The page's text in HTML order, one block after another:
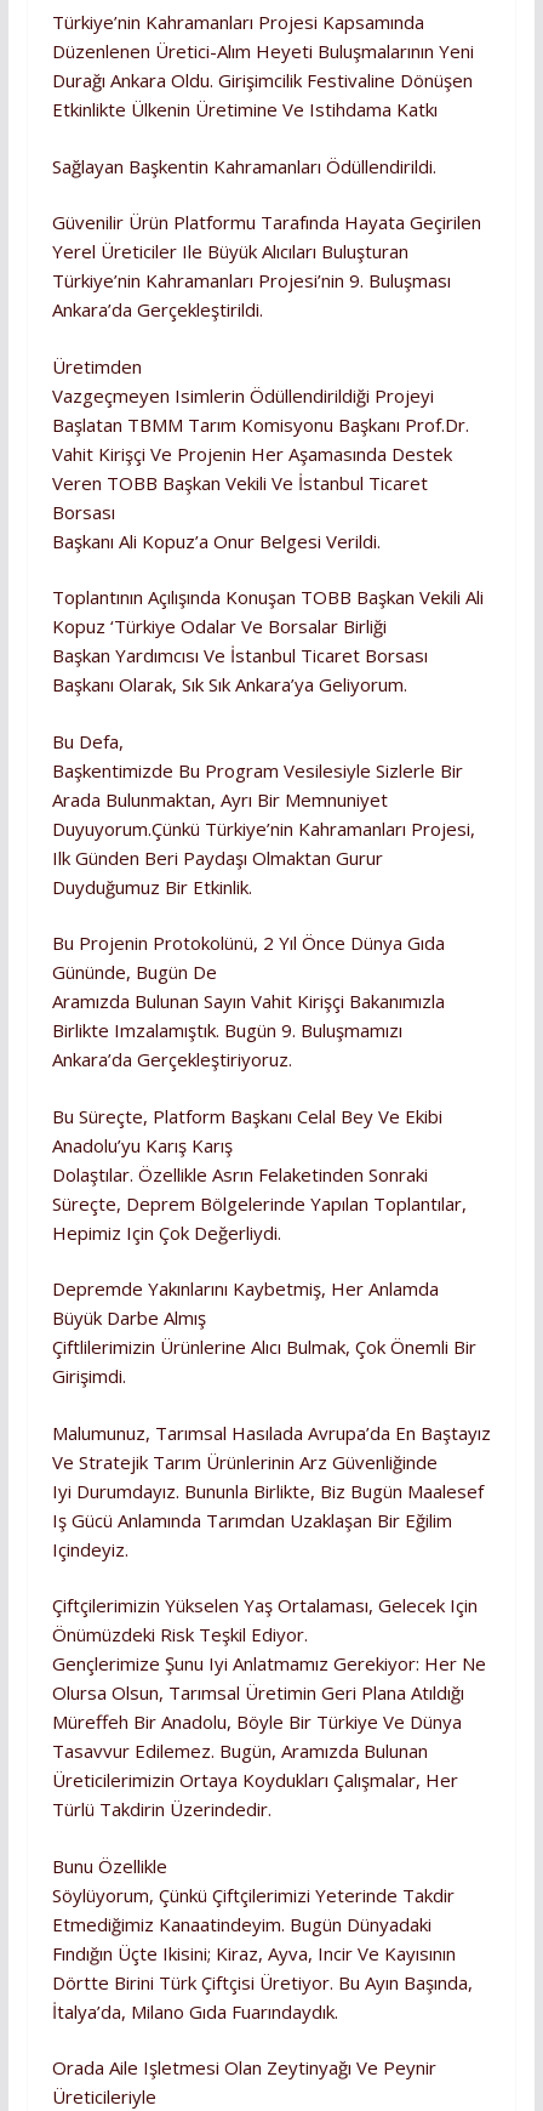
Türkiye’nin Kahramanları Projesi Kapsamında
Düzenlenen Üretici-Alım Heyeti Buluşmalarının Yeni
Durağı Ankara Oldu. Girişimcilik Festivaline Dönüşen
Etkinlikte Ülkenin Üretimine Ve Istihdama Katkı
Sağlayan Başkentin Kahramanları Ödüllendirildi.
Güvenilir Ürün Platformu Tarafında Hayata Geçirilen
Yerel Üreticiler Ile Büyük Alıcıları Buluşturan
Türkiye’nin Kahramanları Projesi’nin 9. Buluşması
Ankara’da Gerçekleştirildi.
Üretimden
Vazgeçmeyen Isimlerin Ödüllendirildiği Projeyi
Başlatan TBMM Tarım Komisyonu Başkanı Prof.Dr.
Vahit Kirişçi Ve Projenin Her Aşamasında Destek
Veren TOBB Başkan Vekili Ve İstanbul Ticaret
Borsası
Başkanı Ali Kopuz’a Onur Belgesi Verildi.
Toplantının Açılışında Konuşan TOBB Başkan Vekili Ali
Kopuz ‘Türkiye Odalar Ve Borsalar Birliği
Başkan Yardımcısı Ve İstanbul Ticaret Borsası
Başkanı Olarak, Sık Sık Ankara’ya Geliyorum.
Bu Defa,
Başkentimizde Bu Program Vesilesiyle Sizlerle Bir
Arada Bulunmaktan, Ayrı Bir Memnuniyet
Duyuyorum.Çünkü Türkiye’nin Kahramanları Projesi,
Ilk Günden Beri Paydaşı Olmaktan Gurur
Duyduğumuz Bir Etkinlik.
Bu Projenin Protokolünü, 2 Yıl Önce Dünya Gıda
Gününde, Bugün De
Aramızda Bulunan Sayın Vahit Kirişçi Bakanımızla
Birlikte Imzalamıştık. Bugün 9. Buluşmamızı
Ankara’da Gerçekleştiriyoruz.
Bu Süreçte, Platform Başkanı Celal Bey Ve Ekibi
Anadolu’yu Karış Karış
Dolaştılar. Özellikle Asrın Felaketinden Sonraki
Süreçte, Deprem Bölgelerinde Yapılan Toplantılar,
Hepimiz Için Çok Değerliydi.
Depremde Yakınlarını Kaybetmiş, Her Anlamda
Büyük Darbe Almış
Çiftlilerimizin Ürünlerine Alıcı Bulmak, Çok Önemli Bir
Girişimdi.
Malumunuz, Tarımsal Hasılada Avrupa’da En Baştayız
Ve Stratejik Tarım Ürünlerinin Arz Güvenliğinde
Iyi Durumdayız. Bununla Birlikte, Biz Bugün Maalesef
Iş Gücü Anlamında Tarımdan Uzaklaşan Bir Eğilim
Içindeyiz.
Çiftçilerimizin Yükselen Yaş Ortalaması, Gelecek Için
Önümüzdeki Risk Teşkil Ediyor.
Gençlerimize Şunu Iyi Anlatmamız Gerekiyor: Her Ne
Olursa Olsun, Tarımsal Üretimin Geri Plana Atıldığı
Müreffeh Bir Anadolu, Böyle Bir Türkiye Ve Dünya
Tasavvur Edilemez. Bugün, Aramızda Bulunan
Üreticilerimizin Ortaya Koydukları Çalışmalar, Her
Türlü Takdirin Üzerindedir.
Bunu Özellikle
Söylüyorum, Çünkü Çiftçilerimizi Yeterinde Takdir
Etmediğimiz Kanaatindeyim. Bugün Dünyadaki
Fındığın Üçte Ikisini; Kiraz, Ayva, Incir Ve Kayısının
Dörtte Birini Türk Çiftçisi Üretiyor. Bu Ayın Başında,
İtalya’da, Milano Gıda Fuarındaydık.
Orada Aile Işletmesi Olan Zeytinyağı Ve Peynir
Üreticileriyle